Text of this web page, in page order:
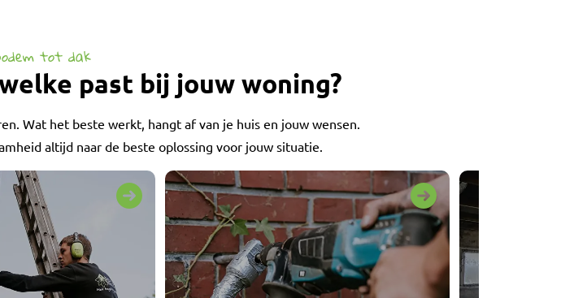
tot dak
past bij jouw woning?
Wat het beste werkt, hangt af van je huis en jouw wensen.
altijd naar de beste oplossing voor jouw situatie.